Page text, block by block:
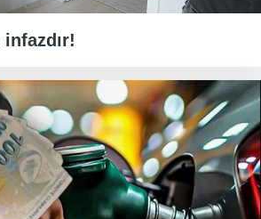
infazdır!